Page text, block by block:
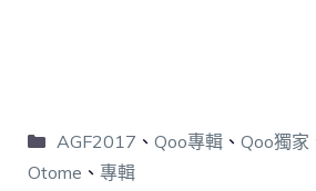
AGF2017 、 Qoo專輯、 Qoo獨家
Otome 、 專輯